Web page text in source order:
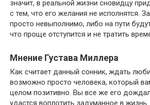
значит, в реальной жизни сновидцу
с тем, что его желания не исполнятся.
просто невыполнимо, либо на пути
что проще отступится и не тратить
Мнение Густава Миллера
Как считает данный сонник, ждать
возможно просто человека, который
целом позитивно. Вы все же его
удастся воплотить задуманное в жизнь.